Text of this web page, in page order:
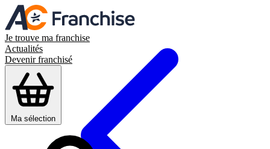
Je trouve ma franchise
Actualités
Devenir franchisé
Ma sélection